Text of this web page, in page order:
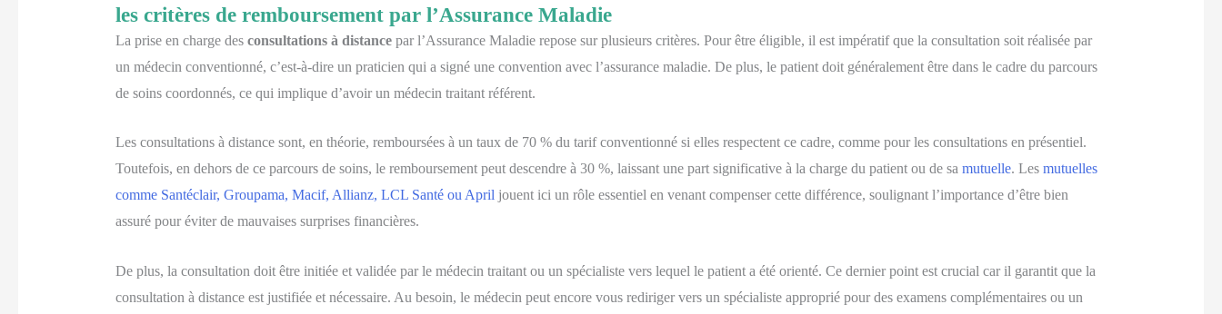
les critères de remboursement par l’Assurance Maladie
La prise en charge des consultations à distancepar l’Assurance Maladie repose sur plusieurs critères. Pour être éligible, il est impératif que la consultation soit réalisée par
un médecin conventionné, c’est-à-dire un praticien qui a signé une convention avec l’assurance maladie. De plus, le patient doit généralement être dans le cadre du parcours
de soins coordonnés, ce qui implique d’avoir un médecin traitant référent.
Les consultations à distance sont, en théorie, remboursées à un taux de 70 % du tarif conventionné si elles respectent ce cadre, comme pour les consultations en présentiel.
Toutefois, en dehors de ce parcours de soins, le remboursement peut descendre à 30 %, laissant une part significative à la charge du patient ou de sa mutuelle. Les mutuelles
comme Santéclair, Groupama, Macif, Allianz, LCL Santé ou April jouent ici un rôle essentiel en venant compenser cette différence, soulignant l’importance d’être bien
assuré pour éviter de mauvaises surprises financières.
De plus, la consultation doit être initiée et validée par le médecin traitant ou un spécialiste vers lequel le patient a été orienté. Ce dernier point est crucial car il garantit que la
consultation à distance est justifiée et nécessaire. Au besoin, le médecin peut encore vous rediriger vers un spécialiste approprié pour des examens complémentaires ou un